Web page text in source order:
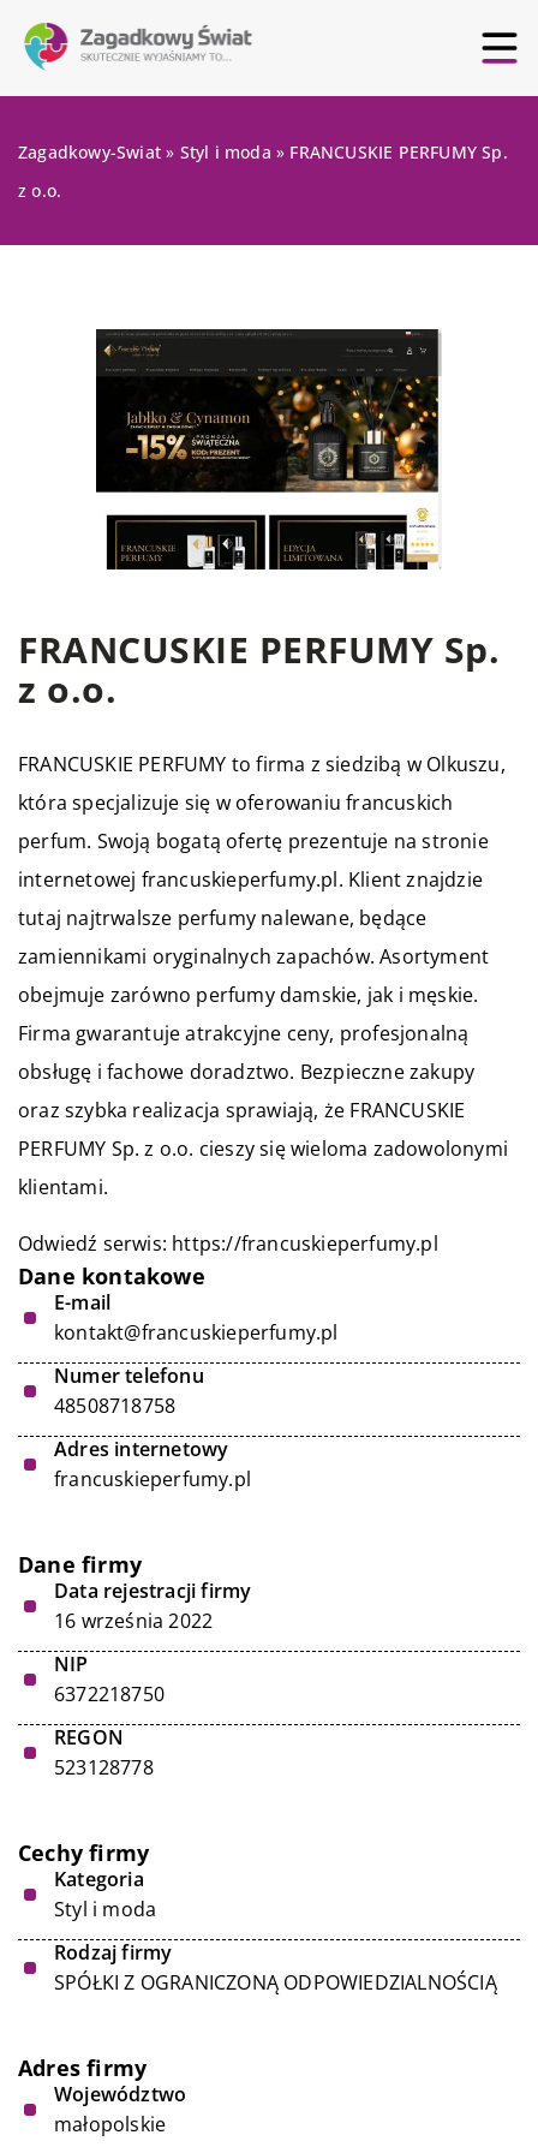
Zagadkowy-Swiat » Styl i moda » FRANCUSKIE PERFUMY Sp.
z o.o.
FRANCUSKIE PERFUMY Sp.
z o.o.
FRANCUSKIE PERFUMY to firma z siedzibą w Olkuszu,
która specjalizuje się w oferowaniu francuskich
perfum. Swoją bogatą ofertę prezentuje na stronie
internetowej francuskieperfumy.pl. Klient znajdzie
tutaj najtrwalsze perfumy nalewane, będące
zamiennikami oryginalnych zapachów. Asortyment
obejmuje zarówno perfumy damskie, jak i męskie.
Firma gwarantuje atrakcyjne ceny, profesjonalną
obsługę i fachowe doradztwo. Bezpieczne zakupy
oraz szybka realizacja sprawiają, że FRANCUSKIE
PERFUMY Sp. z o.o. cieszy się wieloma zadowolonymi
klientami.
Odwiedź serwis: https://francuskieperfumy.pl
Dane kontakowe
E-mail
kontakt@francuskieperfumy.pl
Numer telefonu
48508718758
Adres internetowy
francuskieperfumy.pl
Dane firmy
Data rejestracji firmy
16 września 2022
NIP
6372218750
REGON
523128778
Cechy firmy
Kategoria
Styl i moda
Rodzaj firmy
SPÓŁKI Z OGRANICZONĄ ODPOWIEDZIALNOŚCIĄ
Adres firmy
Województwo
małopolskie